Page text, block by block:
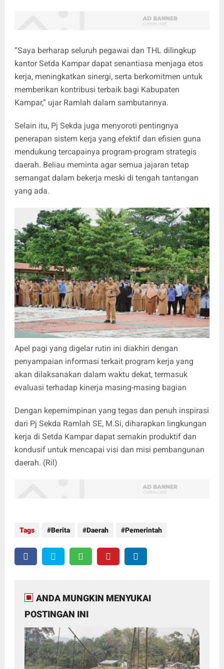
“Saya berharap seluruh pegawai dan THL dilingkup
kantor Setda Kampar dapat senantiasa menjaga etos
kerja, meningkatkan sinergi, serta berkomitmen untuk
memberikan kontribusi terbaik bagi Kabupaten
Kampar,” ujar Ramlah dalam sambutannya.
Selain itu, Pj Sekda juga menyoroti pentingnya
penerapan sistem kerja yang efektif dan efisien guna
mendukung tercapainya program-program strategis
daerah. Beliau meminta agar semua jajaran tetap
semangat dalam bekerja meski di tengah tantangan
yang ada.
Apel pagi yang digelar rutin ini diakhiri dengan
penyampaian informasi terkait program kerja yang
akan dilaksanakan dalam waktu dekat, termasuk
evaluasi terhadap kinerja masing-masing bagian
Dengan kepemimpinan yang tegas dan penuh inspirasi
dari Pj Sekda Ramlah SE, M.Si, diharapkan lingkungan
kerja di Setda Kampar dapat semakin produktif dan
kondusif untuk mencapai visi dan misi pembangunan
daerah. (Ril)
Tags Berita Daerah Pemerintah
ANDA MUNGKIN MENYUKAI
POSTINGAN INI